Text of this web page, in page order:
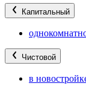
Капитальный
Чистовой
в